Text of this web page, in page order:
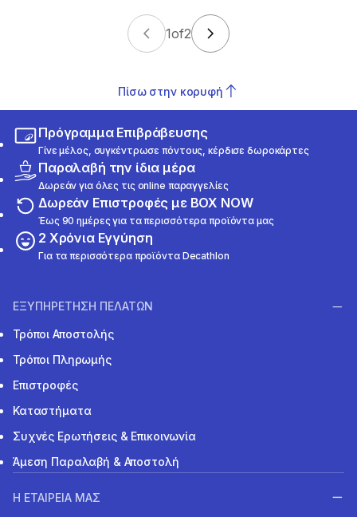
1of2
Πίσω στην κορυφή
Πρόγραμμα Επιβράβευσης
Γίνε μέλος, συγκέντρωσε πόντους, κέρδισε δωροκάρτες
Παραλαβή την ίδια μέρα
Δωρεάν για όλες τις online παραγγελίες
Δωρεάν Επιστροφές με BOX NOW
Έως 90 ημέρες για τα περισσότερα προϊόντα μας
2 Χρόνια Εγγύηση
Για τα περισσότερα προϊόντα Decathlon
ΕΞΥΠΗΡΕΤΗΣΗ ΠΕΛΑΤΩΝ
Τρόποι Αποστολής
Τρόποι Πληρωμής
Επιστροφές
Καταστήματα
Συχνές Ερωτήσεις & Επικοινωνία
Άμεση Παραλαβή & Αποστολή
Η ΕΤΑΙΡΕΙΑ ΜΑΣ